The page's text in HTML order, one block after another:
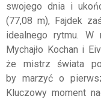
swojego dnia i
(77,08 m), Fajdek
idealnego rytmu.
Mychajło Kochan i
że mistrz świata
by marzyć o
Kluczowy moment